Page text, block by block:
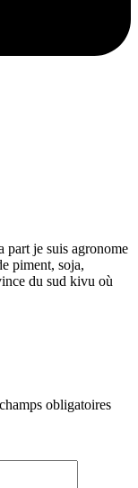
part je suis agronome
piment, soja,
du sud kivu où
obligatoires